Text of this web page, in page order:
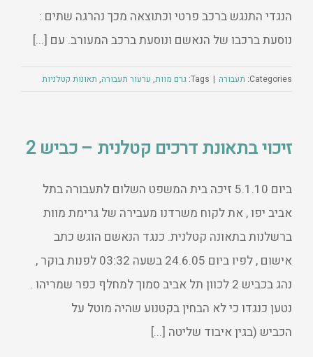
הנגדי התנגש ברכב פרטי וכתוצאה מכך נהרגה שתים :
נוסעת ברכבו של הנאשם ונוסעת ברכב המעורב. עם [...]
Categories: תעבורה |
Tags: גרם מוות, ערעור תעבורה, תאונות קטלניות
זיכוי בתאונת דרכים קטלנית – כביש 2
ביום 5.1.10 זיכה בית המשפט השלום לתעבורה בתל
אביב יפו , את לקוח משרדנו מעבירה של גרימת מוות
ברשלנות בתאונה קטלנית. כנגד הנאשם הוגש כתב
אישום , לפיו ביום 24.6.05 בשעה 03:32 לפנות בוקר ,
נהג בכביש 2 לכוון תל אביב סמוך למחלף כפר שמריהו .
נטען כנגדו כי לא הבחין בקטנוע שהיה מוטל על
הכביש (בגין איבוד שליטה [...]